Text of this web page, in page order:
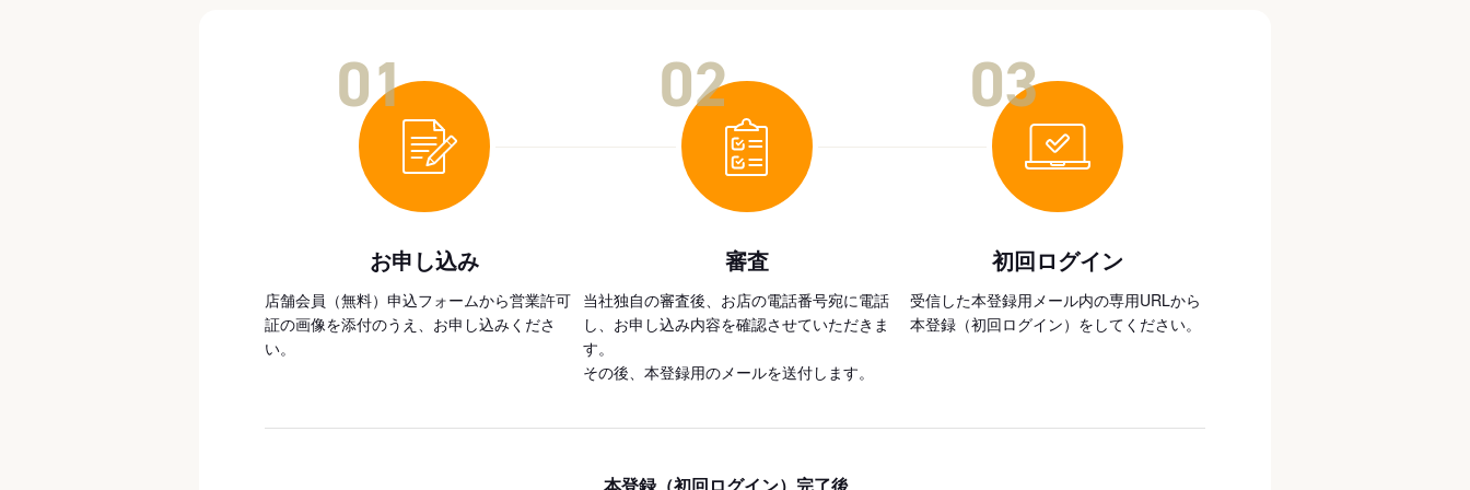
お申し込み
店舗会員（無料）申込フォームから営業許可
証の画像を添付のうえ、お申し込みくださ
い。
審査
当社独自の審査後、お店の電話番号宛に電話
し、お申し込み内容を確認させていただきま
す。
その後、本登録用のメールを送付します。
初回ログイン
受信した本登録用メール内の専用URLから
本登録（初回ログイン）をしてください。